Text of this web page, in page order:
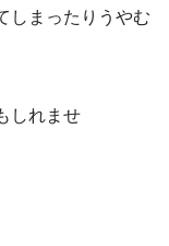
しまったりうやむ
しれませ